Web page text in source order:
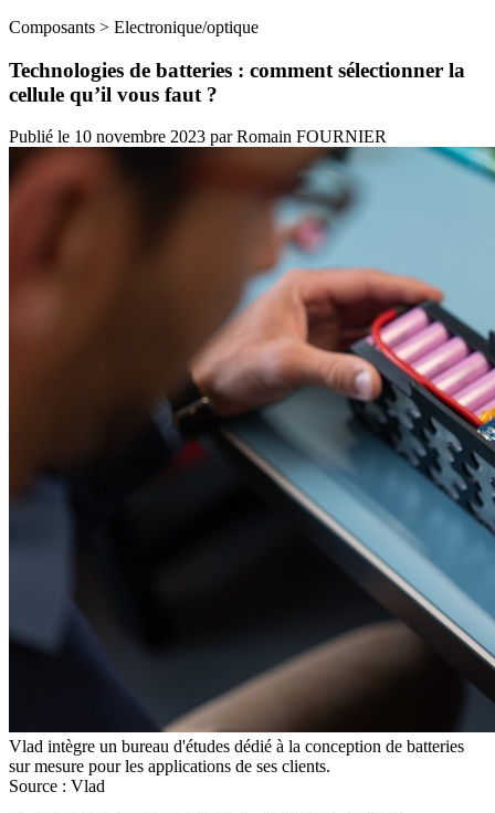
Composants > Electronique/optique
Technologies de batteries : comment sélectionner la
cellule qu’il vous faut ?
Publié le 10 novembre 2023 parRomain FOURNIER
Vlad intègre un bureau d'études dédié à la conception de batteries
sur mesure pour les applications de ses clients.
Source : Vlad